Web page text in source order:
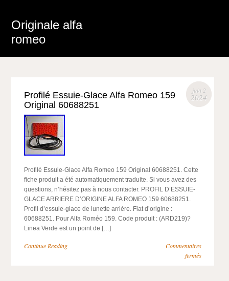
Originale alfa
romeo
juin 2
2024
Profilé Essuie-Glace Alfa Romeo 159
Original 60688251
Profilé Essuie-Glace Alfa Romeo 159 Original 60688251. Cette
fiche produit a été automatiquement traduite. Si vous avez des
questions, n’hésitez pas à nous contacter. PROFIL D’ESSUIE-
GLACE ARRIERE D’ORIGINE ALFA ROMEO 159 60688251.
Profil d’essuie-glace de lunette arrière. Fiat d’origine :
60688251. Pour Alfa Roméo 159. Code produit : (ARD219)?
Linea Verde est un point de […]
Continue Reading
Commentaires
fermés